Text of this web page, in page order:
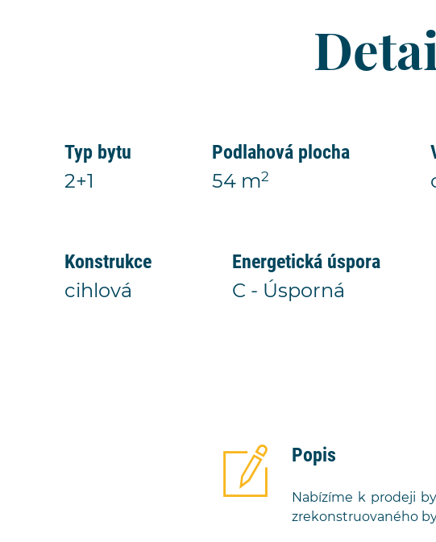
Typ bytu
2+1
Podlahová plocha
54 m2
Konstrukce
cihlová
Energetická úspora
C - Úsporná
Popis
Nabízíme k prodeji
zrekonstruovaného